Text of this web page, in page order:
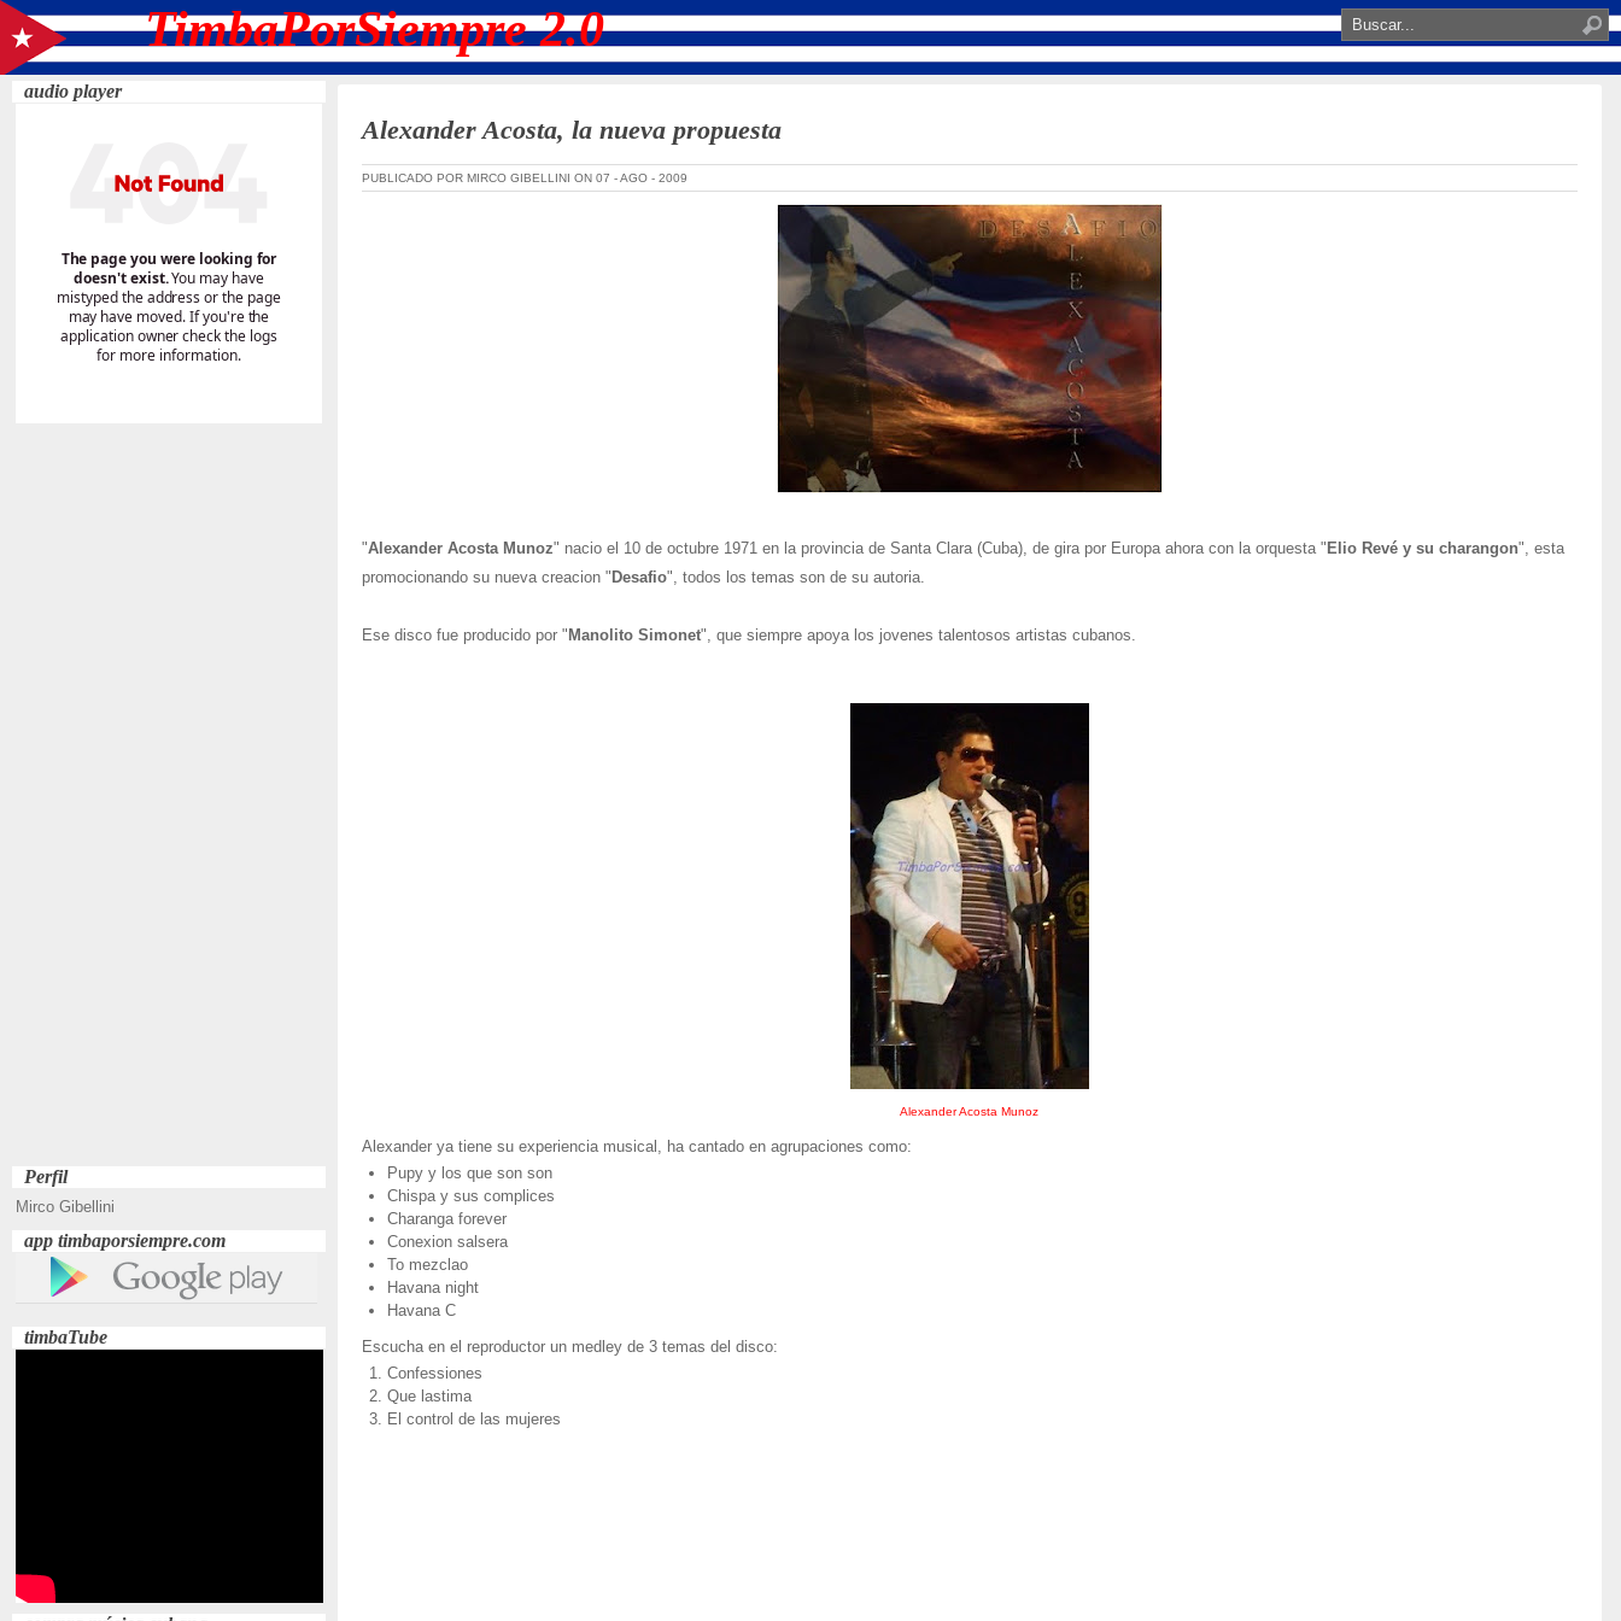
TimbaPorSiempre 2.0
audio player
Perfil
Mirco Gibellini
app timbaporsiempre.com
timbaTube
Alexander Acosta, la nueva propuesta
PUBLICADO POR MIRCO GIBELLINI ON 07 -AGO - 2009
"Alexander Acosta Munoz" nacio el 10 de octubre 1971 en la provincia de Santa Clara (Cuba), de gira por Europa ahora con la orquesta " Elio Revé y su charangon", esta
promocionando su nueva creacion " Desafio", todos los temas son de su autoria.
Ese disco fue producido por " Manolito Simonet", que siempre apoya los jovenes talentosos artistas cubanos.
Alexander Acosta Munoz
Alexander ya tiene su experiencia musical, ha cantado en agrupaciones como:
Pupy y los que son son
Chispa y sus complices
Charanga forever
Conexion salsera
To mezclao
Havana night
Havana C
Escucha en el reproductor un medley de 3 temas del disco:
Confessiones
Que lastima
El control de las mujeres